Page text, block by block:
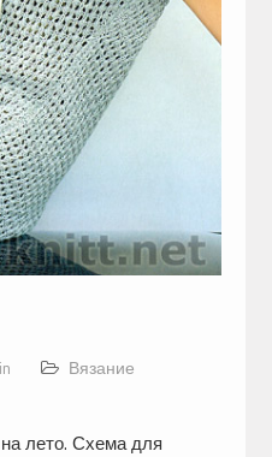
Вязание
лето. Схема для